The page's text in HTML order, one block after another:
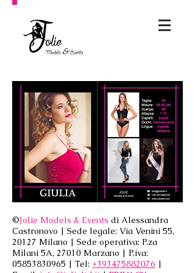
©Jolie Models & Events di Alessandra
Castronovo | Sede legale: Via Venini 55,
20127 Milano | Sede operativa: P.za
Milani 5A, 27010 Marzano | P.iva:
05853830965 | Tel: +393475882076 |